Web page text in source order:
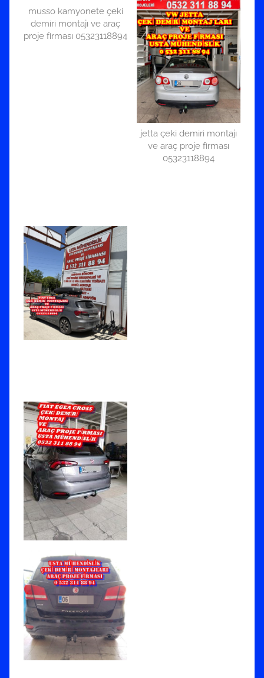
musso kamyonete çeki
demiri montajı ve araç
proje firması 05323118894
jetta çeki demiri montajı
ve araç proje firması
05323118894